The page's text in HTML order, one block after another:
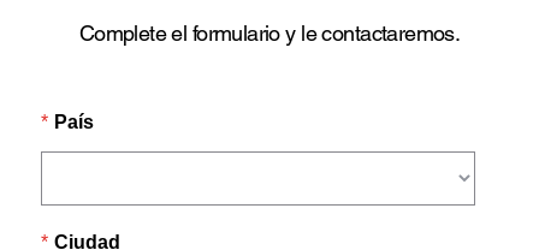
Complete el formulario y le contactaremos.